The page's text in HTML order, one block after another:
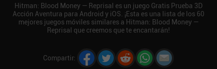
Hitman: Blood Money — Reprisal es un juego Gratis Prueba 3D
Acción Aventura para Android y iOS. ¡Esta es una lista de los 60
mejores juegos móviles similares a Hitman: Blood Money —
Reprisal que creemos que te encantarán!
Compartir: